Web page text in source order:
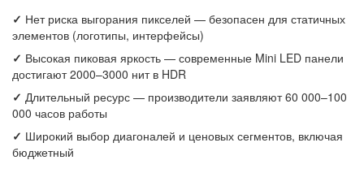
✓ Нет риска выгорания пикселей — безопасен для статичных
элементов (логотипы, интерфейсы)
✓ Высокая пиковая яркость — современные Mini LED панели
достигают 2000–3000 нит в HDR
✓ Длительный ресурс — производители заявляют 60 000–100
000 часов работы
✓ Широкий выбор диагоналей и ценовых сегментов, включая
бюджетный